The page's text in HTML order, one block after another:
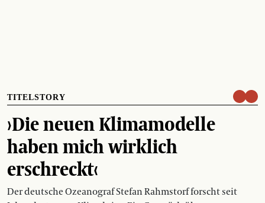
TITELSTORY
›Die neuen Klimamodelle
haben mich wirklich
erschreckt‹
Der deutsche Ozeanograf Stefan Rahmstorf forscht seit